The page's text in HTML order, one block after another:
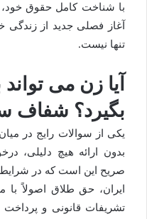
با شناخت کامل حقوق خود،
آغاز فصلی جدید از زندگی
تنها نیست.
آیا زن می
بگیرد؟ شفاف
یکی از سوالات رایج در
بدون ارائه هیچ دلیلی،
صریح این است که در
ایران، حق طلاق اصولاً
تشریفات قانونی و